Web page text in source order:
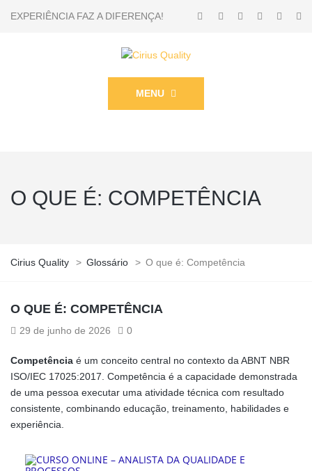
EXPERIÊNCIA FAZ A DIFERENÇA!
MENU
O QUE É: COMPETÊNCIA
Cirius Quality > Glossário > O que é: Competência
O QUE É: COMPETÊNCIA
29 de junho de 2026 0
Competência é um conceito central no contexto da ABNT NBR
ISO/IEC 17025:2017. Competência é a capacidade demonstrada
de uma pessoa executar uma atividade técnica com resultado
consistente, combinando educação, treinamento, habilidades e
experiência.